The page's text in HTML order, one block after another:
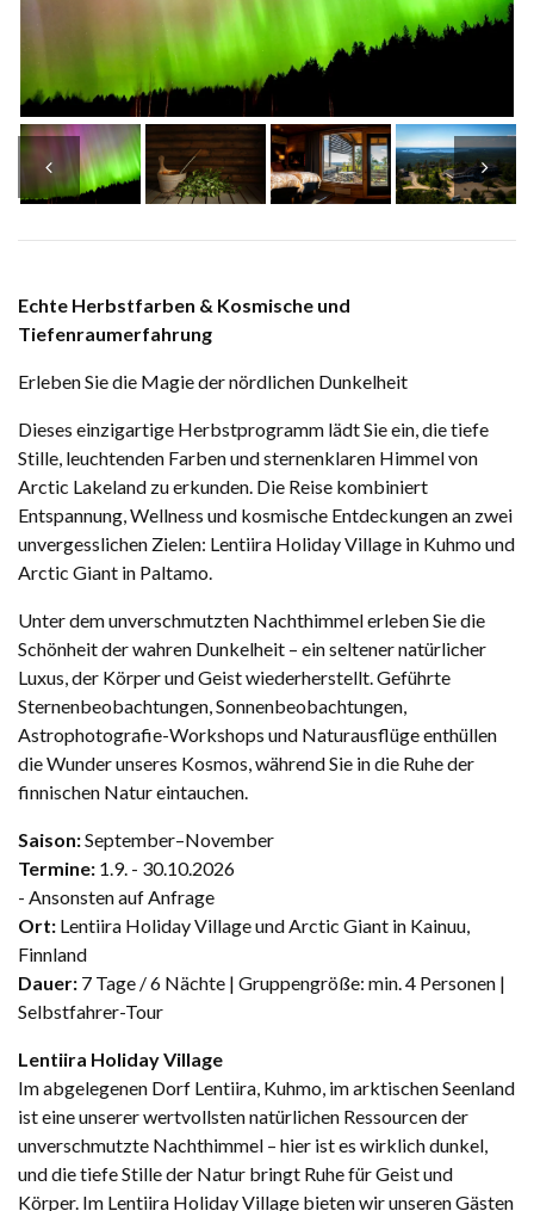
Echte Herbstfarben & Kosmische und
Tiefenraumerfahrung
Erleben Sie die Magie der nördlichen Dunkelheit
Dieses einzigartige Herbstprogramm lädt Sie ein, die tiefe
Stille, leuchtenden Farben und sternenklaren Himmel von
Arctic Lakeland zu erkunden. Die Reise kombiniert
Entspannung, Wellness und kosmische Entdeckungen an zwei
unvergesslichen Zielen: Lentiira Holiday Village in Kuhmo und
Arctic Giant in Paltamo.
Unter dem unverschmutzten Nachthimmel erleben Sie die
Schönheit der wahren Dunkelheit – ein seltener natürlicher
Luxus, der Körper und Geist wiederherstellt. Geführte
Sternenbeobachtungen, Sonnenbeobachtungen,
Astrophotografie-Workshops und Naturausflüge enthüllen
die Wunder unseres Kosmos, während Sie in die Ruhe der
finnischen Natur eintauchen.
Saison:September–November
Termine: 1.9. - 30.10.2026
- Ansonsten auf Anfrage
Ort: Lentiira Holiday Village und Arctic Giant in Kainuu,
Finnland
Dauer: 7 Tage / 6 Nächte | Gruppengröße: min. 4 Personen |
Selbstfahrer-Tour
Lentiira Holiday Village
Im abgelegenen Dorf Lentiira, Kuhmo, im arktischen Seenland
ist eine unserer wertvollsten natürlichen Ressourcen der
unverschmutzte Nachthimmel – hier ist es wirklich dunkel,
und die tiefe Stille der Natur bringt Ruhe für Geist und
Körper. Im Lentiira Holiday Village bieten wir unseren Gästen